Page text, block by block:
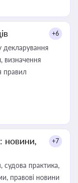
+6
декларування
визначення
правил
новини,
+7
судова практика,
правові новини